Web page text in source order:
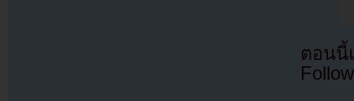
ตอนนี้